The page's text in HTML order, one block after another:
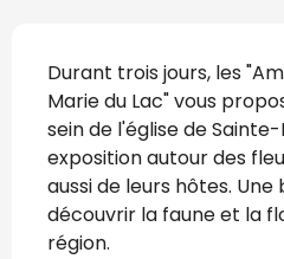
Durant trois jours, les
Marie du Lac" vous
sein de l'église de
exposition autour des
aussi de leurs hôtes.
découvrir la faune et la
région.